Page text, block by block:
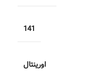
141
اورینتال